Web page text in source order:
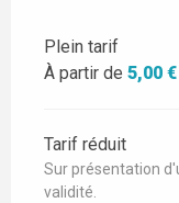
Plein tarif
À partir de 5,00 €
Tarif réduit
Sur présentation
validité.